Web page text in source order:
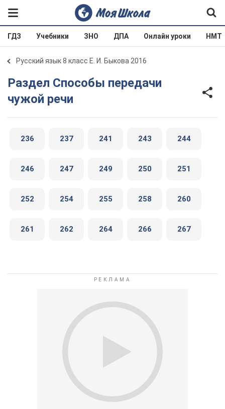
ГДЗ Учебники ЗНО ДПА Онлайн уроки НМТ
Русский язык 8 класс Е. И. Быкова 2016
Раздел Способы передачи
чужой речи
236 237 241 243 244
246 247 249 250 251
252 254 255 258 260
261 262 264 266 267